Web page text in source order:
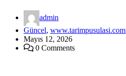
admin
Güncel, www.tarimpusulasi.com
Mayıs 12, 2026
0 Comments